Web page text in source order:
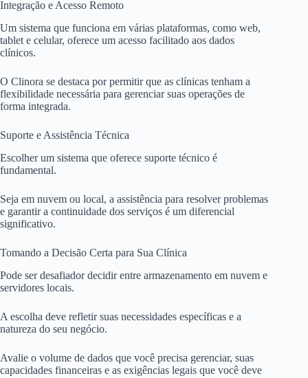
Integração e Acesso Remoto
Um sistema que funciona em várias plataformas, como web,
tablet e celular, oferece um acesso facilitado aos dados
clínicos.
O Clinora se destaca por permitir que as clínicas tenham a
flexibilidade necessária para gerenciar suas operações de
forma integrada.
Suporte e Assistência Técnica
Escolher um sistema que oferece suporte técnico é
fundamental.
Seja em nuvem ou local, a assistência para resolver problemas
e garantir a continuidade dos serviços é um diferencial
significativo.
Tomando a Decisão Certa para Sua Clínica
Pode ser desafiador decidir entre armazenamento em nuvem e
servidores locais.
A escolha deve refletir suas necessidades específicas e a
natureza do seu negócio.
Avalie o volume de dados que você precisa gerenciar, suas
capacidades financeiras e as exigências legais que você deve